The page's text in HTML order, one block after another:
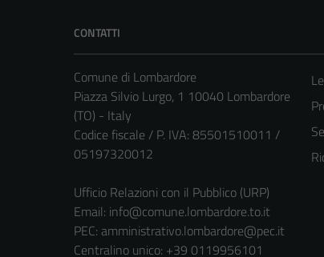
CONTATTI
Comune di Lombardore
Piazza Silvio Lurgo, 1 10040 Lombardore
(TO) - Italy
Codice fiscale / P. IVA: 85501510011 /
05197320012
Ufficio Relazioni con il Pubblico (URP)
Email: info@comune.lombardore.to.it
PEC: amministrativo.lombardore@pec.it
Centralino unico: +39 0119956101